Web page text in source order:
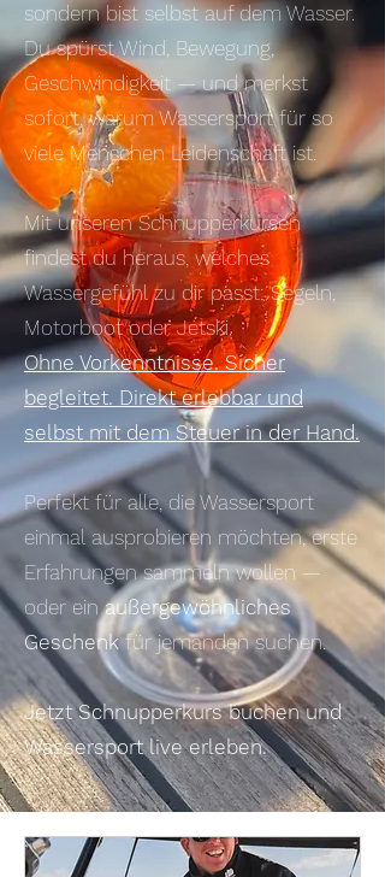
sondern bist selbst auf dem Wasser.
Du spürst Wind, Bewegung,
Geschwindigkeit — und merkst
sofort, warum Wassersport für so
viele Menschen Leidenschaft ist.
Mit unseren Schnupperkursen
findest du heraus, welches
Wassergefühl zu dir passt: Segeln,
Motorboot oder Jetski.
Ohne Vorkenntnisse. Sicher
begleitet. Direkt erlebbar und
selbst mit dem Steuer in der Hand.
Perfekt für alle, die Wassersport
einmal ausprobieren möchten, erste
Erfahrungen sammeln wollen —
oder einaußergewöhnliches
Geschenkfür jemanden suchen.
Jetzt Schnupperkurs buchen und
Wassersport live erleben.